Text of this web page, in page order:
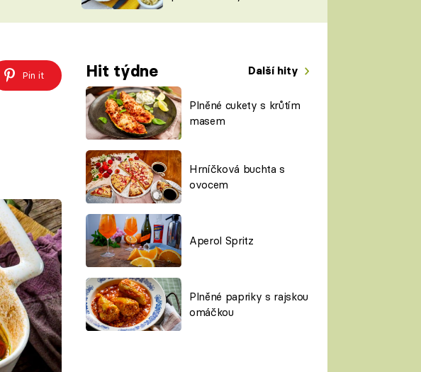
ŠÉFREDAKTORKY
ČASOPIS
Pin it Hit týdne Další hity
Plněné cukety s krůtím
masem
Hrníčková buchta s
ovocem
Aperol Spritz
Plněné papriky s rajskou
omáčkou